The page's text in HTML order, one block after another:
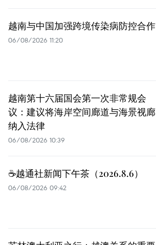
越南与中国加强跨境传染病防控合作
06/08/2026 11:20
越南第十六届国会第一次非常规会
议：建议将海岸空间廊道与海景视廊
纳入法律
06/08/2026 10:39
☕️越通社新闻下午茶（2026.8.6）
06/08/2026 09:42